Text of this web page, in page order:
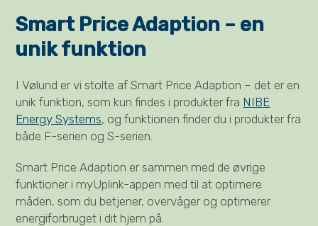
Smart Price Adaption – en
unik funktion
I Vølund er vi stolte af Smart Price Adaption – det er en
unik funktion, som kun findes i produkter fra NIBE
Energy Systems, og funktionen finder du i produkter fra
både F-serien og S-serien.
Smart Price Adaption er sammen med de øvrige
funktioner i myUplink-appen med til at optimere
måden, som du betjener, overvåger og optimerer
energiforbruget i dit hjem på.